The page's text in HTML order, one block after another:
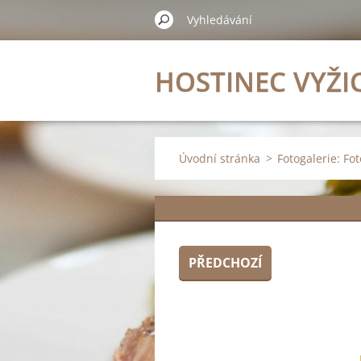
HOSTINEC
Úvodní stránka > Fotogalerie:
PŘEDCHOZÍ